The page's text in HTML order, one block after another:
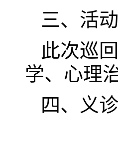
三、活
此次巡
学、心理
四、义